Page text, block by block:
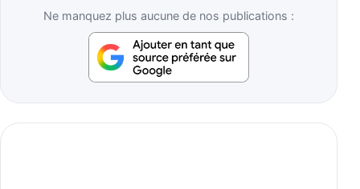
Ne manquez plus aucune de nos publications :